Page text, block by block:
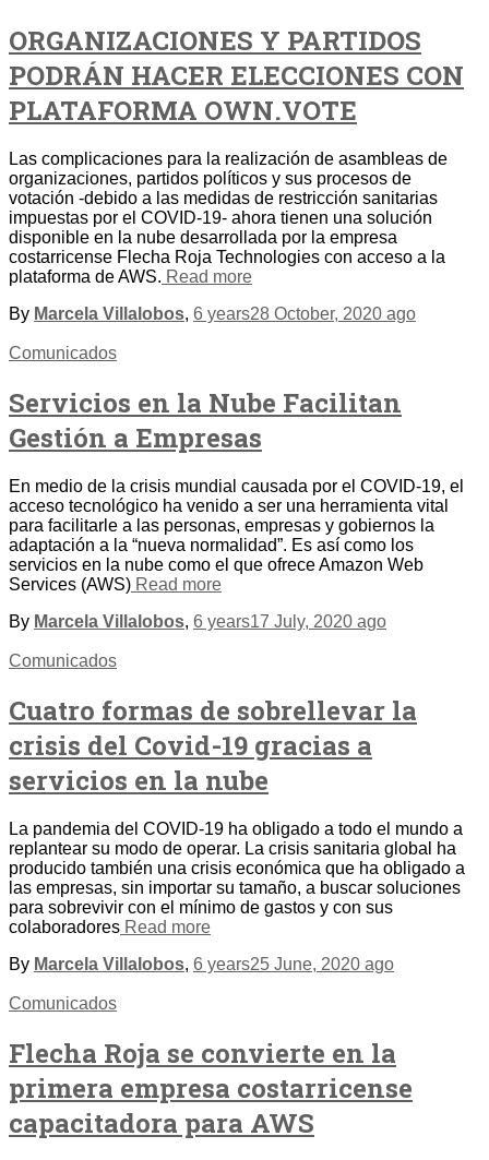
ORGANIZACIONES Y PARTIDOS
PODRÁN HACER ELECCIONES CON
PLATAFORMA OWN.VOTE
Las complicaciones para la realización de asambleas de
organizaciones, partidos políticos y sus procesos de
votación -debido a las medidas de restricción sanitarias
impuestas por el COVID-19- ahora tienen una solución
disponible en la nube desarrollada por la empresa
costarricense Flecha Roja Technologies con acceso a la
plataforma de AWS. Read more
By Marcela Villalobos, 6 years28 October, 2020 ago
Comunicados
Servicios en la Nube Facilitan
Gestión a Empresas
En medio de la crisis mundial causada por el COVID-19, el
acceso tecnológico ha venido a ser una herramienta vital
para facilitarle a las personas, empresas y gobiernos la
adaptación a la “nueva normalidad”. Es así como los
servicios en la nube como el que ofrece Amazon Web
Services (AWS) Read more
By Marcela Villalobos, 6 years17 July, 2020 ago
Comunicados
Cuatro formas de sobrellevar la
crisis del Covid-19 gracias a
servicios en la nube
La pandemia del COVID-19 ha obligado a todo el mundo a
replantear su modo de operar. La crisis sanitaria global ha
producido también una crisis económica que ha obligado a
las empresas, sin importar su tamaño, a buscar soluciones
para sobrevivir con el mínimo de gastos y con sus
colaboradores Read more
By Marcela Villalobos, 6 years25 June, 2020 ago
Comunicados
Flecha Roja se convierte en la
primera empresa costarricense
capacitadora para AWS